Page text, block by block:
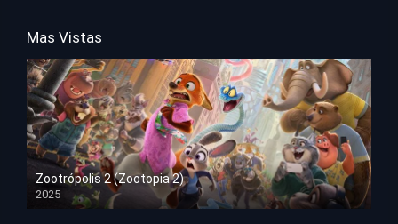
Mas Vistas
Zootrópolis 2 (Zootopia 2)
2025
HD 1080p